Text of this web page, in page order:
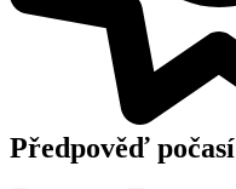
Předpověď počasí